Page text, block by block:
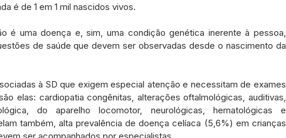
é de 1 em 1 mil nascidos vivos.
é uma doença e, sim, uma condição genética inerente à pessoa,
de saúde que devem ser observadas desde o nascimento da
à SD que exigem especial atenção e necessitam de exames
elas: cardiopatia congênitas, alterações oftalmológicas, auditivas,
do aparelho locomotor, neurológicas, hematológicas e
também, alta prevalência de doença celíaca (5,6%) em crianças